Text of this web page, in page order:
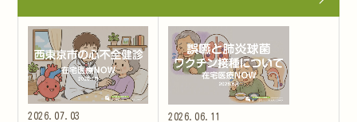
2026.07.03
2026.06.11